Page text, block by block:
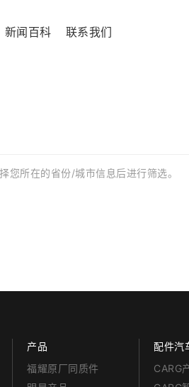
新闻百科 联系我们
您所在的省份/城市信息后进行筛选。
产品
福耀原厂同质件
配件汽
CARG